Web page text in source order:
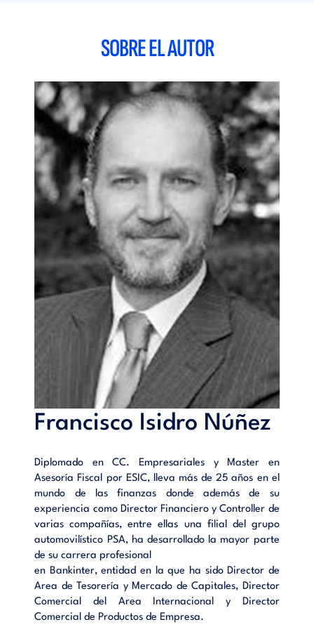
pymes en la UE, evaluando su dependencia bancaria y
explorando la financiación alternativa como mecanismo para
las políticas europeas entre 2010 y 2020 y desarrollando una
taxonomía de las fuentes alternativas de financiación.
A partir de estos análisis, se proponen recomendaciones en
cuatro áreas: implementación del marco regulatorio para
mercados secundarios, educación financiera, colaboración
entre intermediarios tradicionales yFinTech
, e investigación
académica.
Los hallazgos subrayan la necesidad de una acción política
más proactiva para maximizar las oportunidades que ofrece
la digitalización en la mejora del acceso a financiación de las
pymes.
SOBRE EL AUTOR
Francisco Isidro Núñez
Diplomado en CC. Empresariales y Master en
Asesoría Fiscal por ESIC, lleva más de 25 años en el
mundo de las finanzas donde además de su
experiencia como Director Financiero y Controller de
varias compañías, entre ellas una filial del grupo
automovilístico PSA, ha desarrollado la mayor parte
de su carrera profesional
en Bankinter, entidad en la que ha sido Director de
Area de Tesorería y Mercado de Capitales, Director
Comercial del Area Internacional y Director
Comercial de Productos de Empresa.